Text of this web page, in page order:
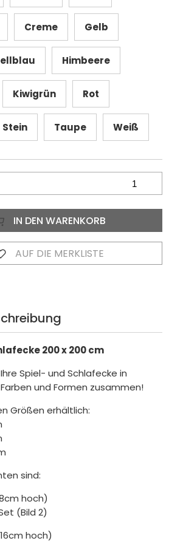
Creme Gelb
Himbeere
Kiwigrün Rot
Stein Taupe Weiß
IN DEN WARENKORB
AUF DIE MERKLISTE
200 x 200 cm
Spiel- und Schlafecke in
und Formen zusammen!
Größen erhältlich:
sind:
hoch)
(Bild 2)
hoch)